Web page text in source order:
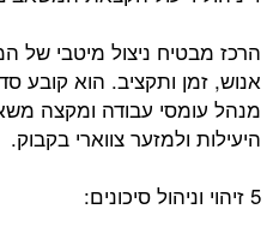
הרכז מבטיח ניצול מיטבי של
אנוש, זמן ותקציב. הוא קובע
מנהל עומסי עבודה ומקצה
היעילות ולמזער צווארי בקבוק.
5 זיהוי וניהול סיכונים: